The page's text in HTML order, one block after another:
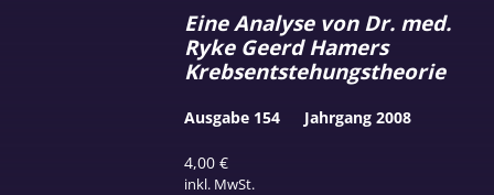
4,00€
inkl. MwSt.
Eine Analyse von Dr. med.
Ryke Geerd Hamers
Krebsentstehungstheorie
Ausgabe 154 Jahrgang 2008